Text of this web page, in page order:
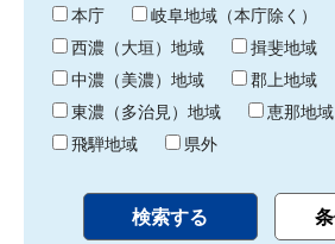
わ
り
本庁
岐阜地域（本庁除く）
西濃（大垣）地域
揖斐地域
中濃（美濃）地域
郡上地域
東濃（多治見）地域
恵那地域
飛騨地域
県外